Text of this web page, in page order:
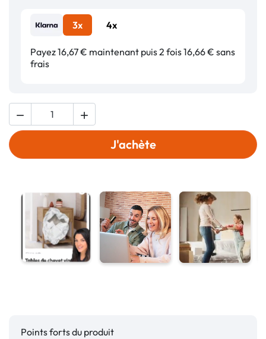
3x 4x
Payez 16,67 € maintenant puis 2 fois 16,66 € sans
frais
 
J'achète
Points forts du produit